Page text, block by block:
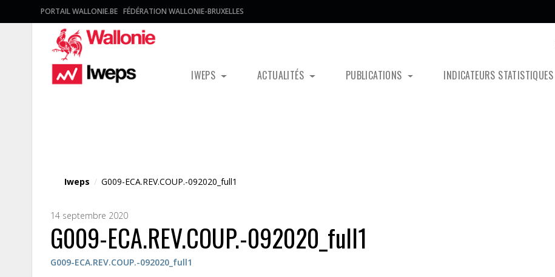
PORTAIL WALLONIE.BE FÉDÉRATION WALLONIE-BRUXELLES
IWEPS ACTUALITÉS PUBLICATIONS INDICATEURS STATISTIQUES
Iweps / G009-ECA.REV.COUP.-092020_full1
14 septembre 2020
G009-ECA.REV.COUP.-092020_full1
G009-ECA.REV.COUP.-092020_full1